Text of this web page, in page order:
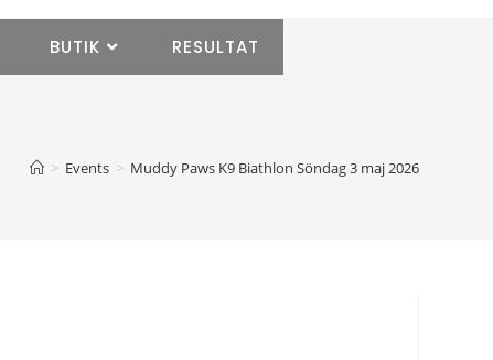
BUTIK RESULTAT
> Events > Muddy Paws K9 Biathlon Söndag 3 maj 2026